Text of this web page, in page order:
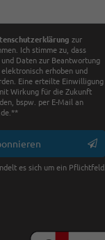
zur
Ich stimme zu, dass
Daten zur Beantwortung
erhoben und
Eine erteilte Einwilligung
Wirkung für die Zukunft
bspw. per E-Mail an
es sich um ein Pflichtfeld.